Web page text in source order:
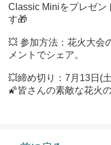
Classic Miniをプレゼン
す🎁
💥 参加方法：花火大会
メントでシェア。
💥締め切り：7月13日(
🌠皆さんの素敵な花火